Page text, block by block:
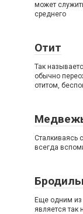
может
среднего
Отит
Так
обычно
отитом,
Сталкиваясь
всегда
Еще одним из
является так